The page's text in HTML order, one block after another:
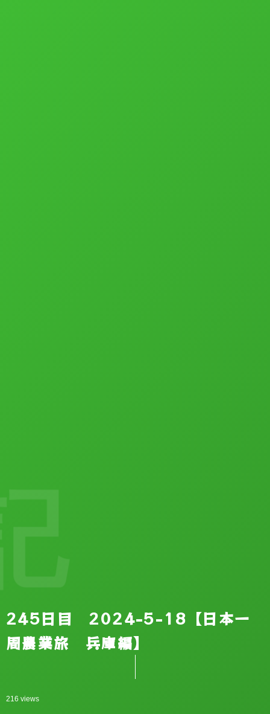
245日目 2024-5-18【日本一
周農業旅 兵庫編】
216 views